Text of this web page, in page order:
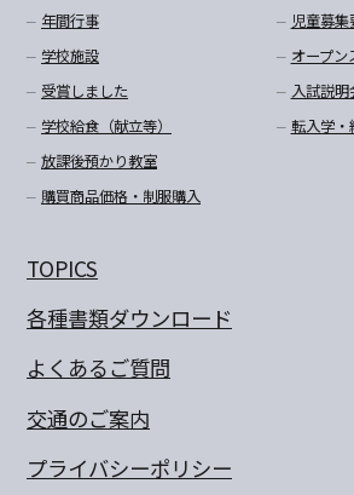
年間行事
学校施設
受賞しました
学校給食（献立等）
放課後預かり教室
購買商品価格・制服購入
児童募集
オープン
入試説明
転入学・
TOPICS
各種書類ダウンロード
よくあるご質問
交通のご案内
プライバシーポリシー